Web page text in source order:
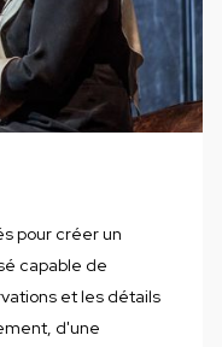
pour créer un
capable de
et les détails
d'une